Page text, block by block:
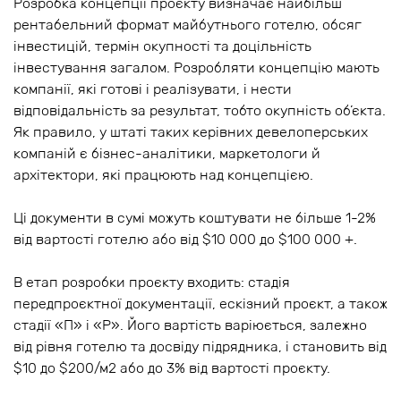
рентабельний формат майбутнього готелю, обсяг
інвестицій, термін окупності та доцільність
інвестування загалом. Розробляти концепцію мають
компанії, які готові і реалізувати, і нести
відповідальність за результат, тобто окупність об’єкта.
Як правило, у штаті таких керівних девелоперських
компаній є бізнес-аналітики, маркетологи й
архітектори, які працюють над концепцією.
Ці документи в сумі можуть коштувати не більше 1-2%
від вартості готелю або від $10 000 до $100 000 +.
В етап розробки проєкту входить: стадія
передпроєктної документації, ескізний проєкт, а також
стадії «П» і «Р». Його вартість варіюється, залежно
від рівня готелю та досвіду підрядника, і становить від
$10 до $200/м2 або до 3% від вартості проєкту.